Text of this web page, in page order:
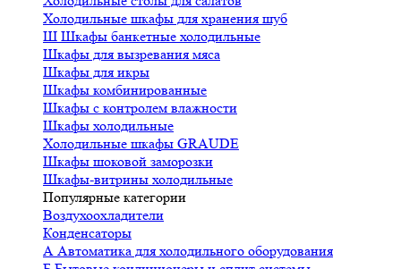
Холодильные шкафы для хранения шуб
Ш Шкафы банкетные холодильные
Шкафы для вызревания мяса
Шкафы для икры
Шкафы комбинированные
Шкафы с контролем влажности
Шкафы холодильные
Холодильные шкафы GRAUDE
Шкафы шоковой заморозки
Шкафы-витрины холодильные
Популярные категории
Воздухоохладители
Конденсаторы
А Автоматика для холодильного оборудования